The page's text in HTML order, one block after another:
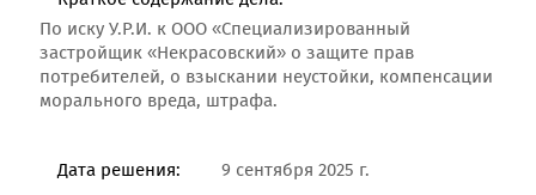
По иску У.Р.И. к ООО «Специализированный
застройщик «Некрасовский» о защите прав
потребителей, о взыскании неустойки, компенсации
морального вреда, штрафа.
Дата решения:
9 сентября 2025 г.